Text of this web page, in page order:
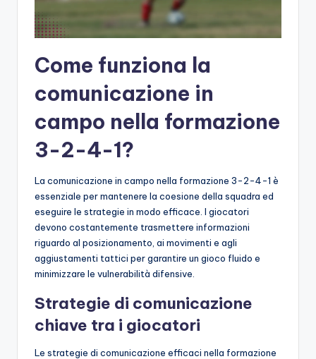
Come funziona la
comunicazione in
campo nella formazione
3-2-4-1?
La comunicazione in campo nella formazione 3-2-4-1 è
essenziale per mantenere la coesione della squadra ed
eseguire le strategie in modo efficace. I giocatori
devono costantemente trasmettere informazioni
riguardo al posizionamento, ai movimenti e agli
aggiustamenti tattici per garantire un gioco fluido e
minimizzare le vulnerabilità difensive.
Strategie di comunicazione
chiave tra i giocatori
Le strategie di comunicazione efficaci nella formazione